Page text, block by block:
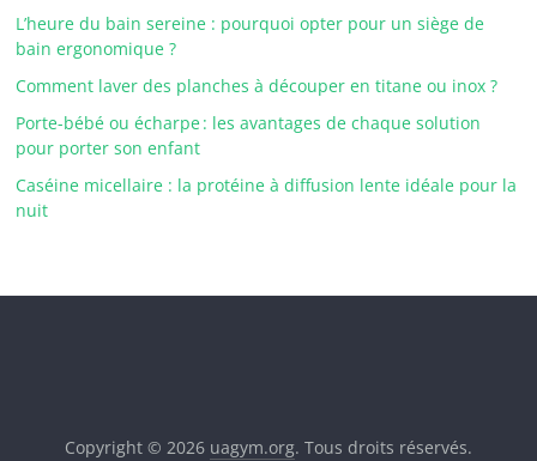
L’heure du bain sereine : pourquoi opter pour un siège de
bain ergonomique ?
Comment laver des planches à découper en titane ou inox ?
Porte-bébé ou écharpe : les avantages de chaque solution
pour porter son enfant
Caséine micellaire : la protéine à diffusion lente idéale pour la
nuit
Copyright © 2026 uagym.org. Tous droits réservés.